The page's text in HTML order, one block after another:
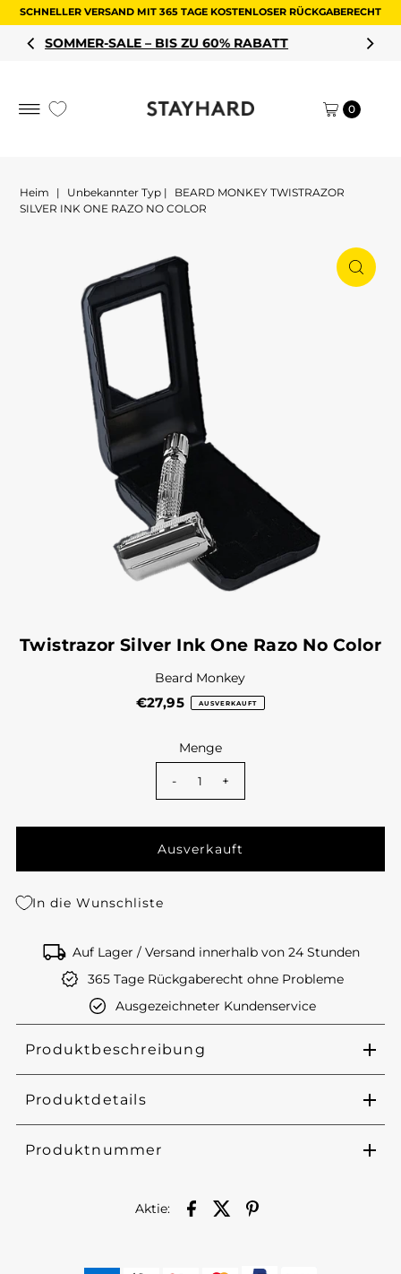
SCHNELLER VERSAND MIT 365 TAGE KOSTENLOSER RÜCKGABERECHT
BIS ZU 60% RABATT SHOPPEN SIE
0
Heim | Unbekannter Typ |
BEARD MONKEY TWISTRAZOR
SILVER INK ONE RAZO NO COLOR
Twistrazor Silver Ink One Razo No Color
Beard Monkey
€27,95 AUSVERKAUFT
Menge
- +
In die Wunschliste
Auf Lager / Versand innerhalb von 24 Stunden
365 Tage Rückgaberecht ohne Probleme
Ausgezeichneter Kundenservice
Produktbeschreibung
Produktdetails
Produktnummer
Aktie: